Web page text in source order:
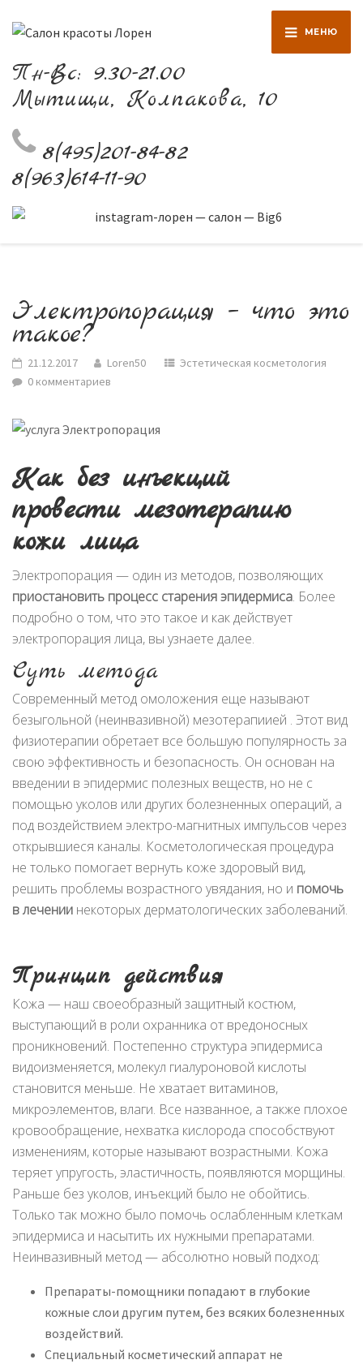
МЕНЮ
Пн-Вс: 9.30-21.00
Мытищи, Колпакова, 10
8(495)201-84-82
8(963)614-11-90
Электропорация – что это
такое?
21.12.2017 Loren50
Эстетическая косметология
0 комментариев
Как без инъекций
провести мезотерапию
кожи лица
Электропорация — один из методов, позволяющих
приостановить процесс старения эпидермиса. Более
подробно о том, что это такое и как действует
электропорация лица, вы узнаете далее.
Суть метода
Современный метод омоложения еще называют
безыгольной (неинвазивной) мезотерапиией . Этот вид
физиотерапии обретает все большую популярность за
свою эффективность и безопасность. Он основан на
введении в эпидермис полезных веществ, но не с
помощью уколов или других болезненных операций, а
под воздействием электро-магнитных импульсов через
открывшиеся каналы. Косметологическая процедура
не только помогает вернуть коже здоровый вид,
решить проблемы возрастного увядания, но и помочь
в лечении некоторых дерматологических заболеваний.
Принцип действия
Кожа — наш своеобразный защитный костюм,
выступающий в роли охранника от вредоносных
проникновений. Постепенно структура эпидермиса
видоизменяется, молекул гиалуроновой кислоты
становится меньше. Не хватает витаминов,
микроэлементов, влаги. Все названное, а также плохое
кровообращение, нехватка кислорода способствуют
изменениям, которые называют возрастными. Кожа
теряет упругость, эластичность, появляются морщины.
Раньше без уколов, инъекций было не обойтись.
Только так можно было помочь ослабленным клеткам
эпидермиса и насытить их нужными препаратами.
Неинвазивный метод — абсолютно новый подход:
Препараты-помощники попадают в глубокие
кожные слои другим путем, без всяких болезненных
воздействий.
Специальный косметический аппарат не